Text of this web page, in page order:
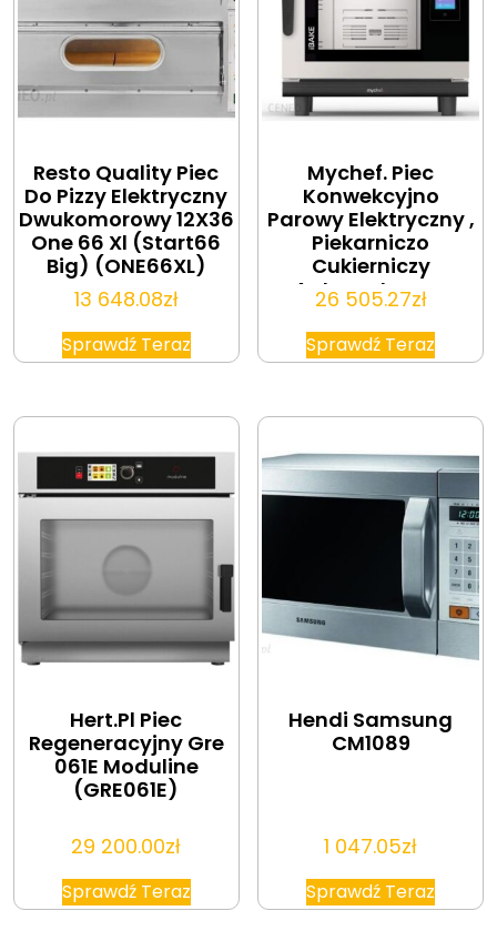
Resto Quality Piec
Do Pizzy Elektryczny
Dwukomorowy 12X36
One 66 Xl (Start66
Big) (ONE66XL)
13 648.08zł
Sprawdź Teraz
Mychef. Piec
Konwekcyjno
Parowy Elektryczny ,
Piekarniczo
Cukierniczy
Automatyczny
System Myjący
6X600X400 12 6kW
400 V Mychef Ibake
26 505.27zł
Sprawdź Teraz
Hert.Pl Piec
Regeneracyjny Gre
061E Moduline
(GRE061E)
29 200.00zł
Sprawdź Teraz
Hendi Samsung
CM1089
1 047.05zł
Sprawdź Teraz